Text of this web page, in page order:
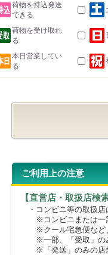
荷物を持込発送
できる
荷物を受け取れ
る
本日営業してい
る
ご利用上の注意
【直営店・取扱店検
・コンビニ等の取扱店
※コンビニまたは一部
※クール宅急便など、
※一部、「受取」のみ
※「発送」のみの店舗